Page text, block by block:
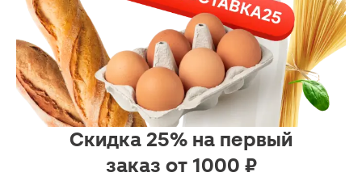
Скидка 25% на первый
заказ от 1000 ₽